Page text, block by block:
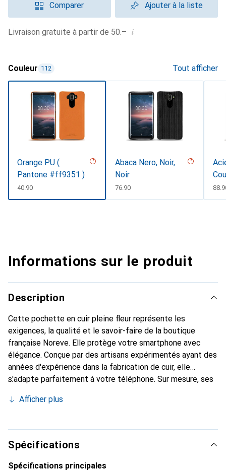
Comparer Ajouter à la liste
Livraison gratuite à partir de 50.– i
Couleur 112 Tout afficher
Orange PU (
Pantone #ff9351 )
CHF
40.90
Abaca Nero, Noir,
Noir
CHF
76.90 CHF
Informations sur le produit
Description
Cette pochette en cuir pleine fleur représente les
exigences, la qualité et le savoir-faire de la boutique
française Noreve. Elle protège votre smartphone avec
élégance. Conçue par des artisans expérimentés ayant des
années d'expérience dans la fabrication de cuir, elle
s'adapte parfaitement à votre téléphone. Sur mesure, ses
devient l'accessoire chic et indispensable pour votre
internationalement pour ses produits de haute qualité et
constitue un choix fiable pour une clientèle exigeante.
Afficher plus
Spécifications
Spécifications principales